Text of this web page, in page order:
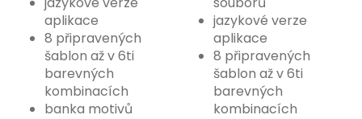
aplikace
8 připravených
šablon až v 6ti
barevných
kombinacích
banka motivů
jazykové verze
aplikace
8 připravených
šablon až v 6ti
barevných
kombinacích